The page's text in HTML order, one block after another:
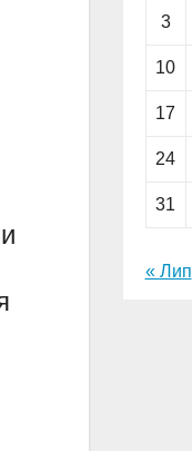
3
10
17
24
31
« Лип